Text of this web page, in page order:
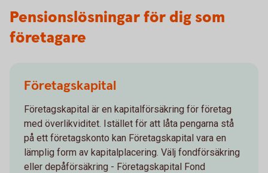
Pensionslösningar för dig som
företagare
Företagskapital
Företagskapital är en kapitalförsäkring för företag
med överlikviditet. Istället för att låta pengarna stå
på ett företagskonto kan Företagskapital vara en
lämplig form av kapitalplacering. Välj fondförsäkring
eller depåförsäkring - Företagskapital Fond